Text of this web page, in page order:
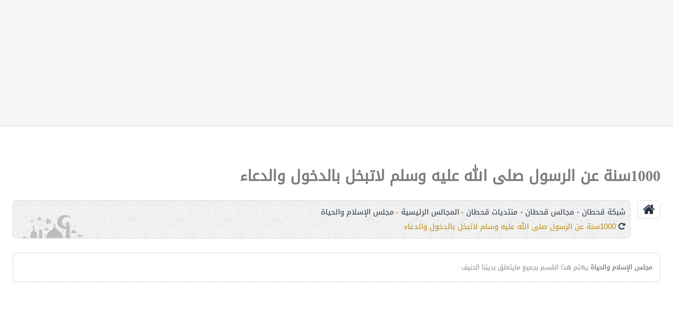
1000سنة عن الرسول صلى الله عليه وسلم لاتبخل بالدخول والدعاء
شبكة قحطان - مجالس قحطان - منتديات قحطان > المجالس الرئيسية > مجلس الإسلام والحياة
مجلس الإسلام والحياة يهتم هذا القسم بجميع مايتعلق بديننا الحنيف